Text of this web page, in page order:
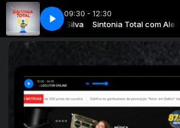
09:30 - 12:30
com Alex Silva Sintonia Total com Alex Silva
SILVA LOJAS SILVA